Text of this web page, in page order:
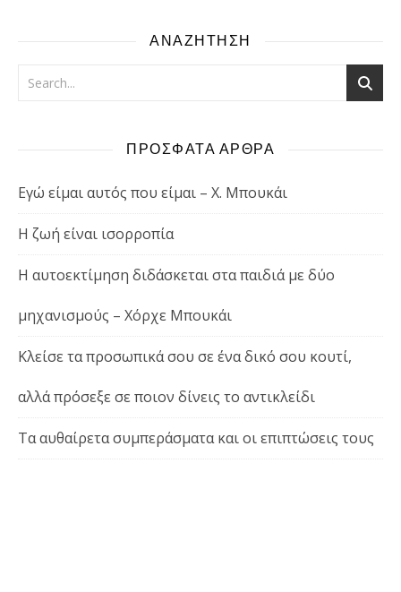
ΑΝΑΖΗΤΗΣΗ
ΠΡΟΣΦΑΤΑ ΑΡΘΡΑ
Εγώ είμαι αυτός που είμαι – Χ. Μπουκάι
Η ζωή είναι ισορροπία
Η αυτοεκτίμηση διδάσκεται στα παιδιά με δύο
μηχανισμούς – Χόρχε Μπουκάι
Κλείσε τα προσωπικά σου σε ένα δικό σου κουτί,
αλλά πρόσεξε σε ποιον δίνεις το αντικλείδι
Τα αυθαίρετα συμπεράσματα και οι επιπτώσεις τους